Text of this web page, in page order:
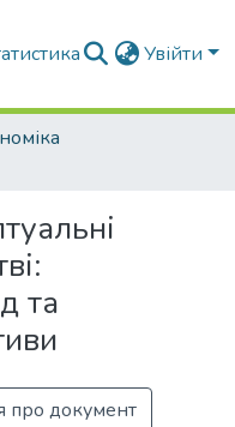
Увійти
та
про документ